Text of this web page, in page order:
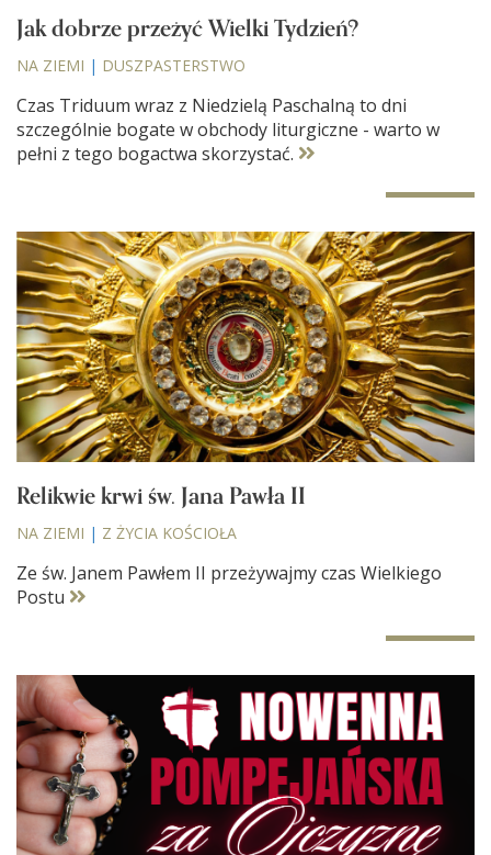
Jak dobrze przeżyć Wielki Tydzień?
NA ZIEMI | DUSZPASTERSTWO
Czas Triduum wraz z Niedzielą Paschalną to dni
szczególnie bogate w obchody liturgiczne - warto w
pełni z tego bogactwa skorzystać.
Relikwie krwi św. Jana Pawła II
NA ZIEMI | Z ŻYCIA KOŚCIOŁA
Ze św. Janem Pawłem II przeżywajmy czas Wielkiego
Postu